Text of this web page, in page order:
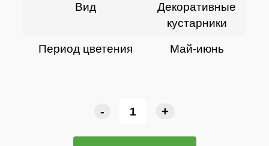
Вид
Декоративные
кустарники
Период цветения Май-июнь
- +